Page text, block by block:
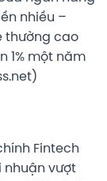
nhiều –
thường cao
1% một năm
Fintech
nhuận vượt